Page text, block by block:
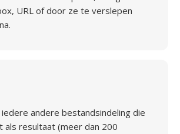
URL of door ze te verslepen
andere bestandsindeling die
als resultaat (meer dan 200